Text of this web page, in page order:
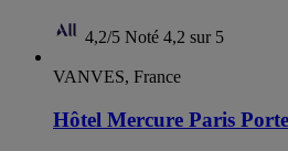
4,2/5 Noté 4,2 sur 5
VANVES, France
Hôtel Mercure Paris